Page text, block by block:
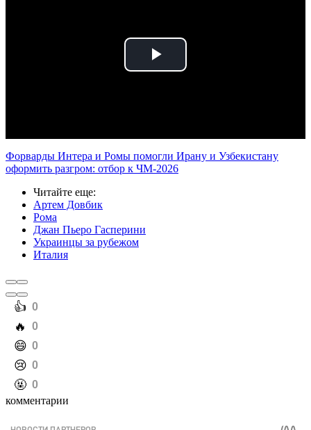
Play
Форварды Интера и Ромы помогли Ирану и Узбекистану
оформить разгром: отбор к ЧМ-2026
Читайте еще:
Артем Довбик
Рома
Джан Пьеро Гасперини
Украинцы за рубежом
Италия
️👍 0
️🔥 0
️😄 0
️😢 0
️🤬 0
комментарии